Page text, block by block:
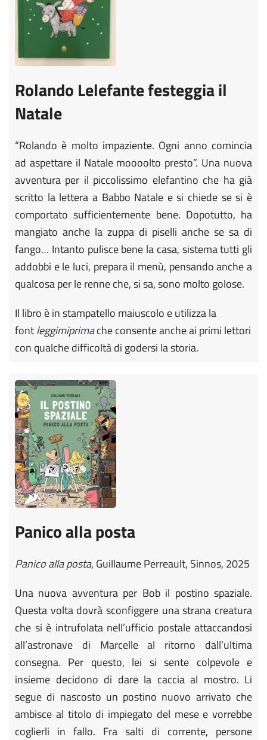
Rolando Lelefante festeggia il
Natale
“Rolando è molto impaziente. Ogni anno comincia
ad aspettare il Natale moooolto presto”. Una nuova
avventura per il piccolissimo elefantino che ha già
scritto la lettera a Babbo Natale e si chiede se si è
comportato sufficientemente bene. Dopotutto, ha
mangiato anche la zuppa di piselli anche se sa di
fango… Intanto pulisce bene la casa, sistema tutti gli
addobbi e le luci, prepara il menù, pensando anche a
qualcosa per le renne che, si sa, sono molto golose.
Il libro è in stampatello maiuscolo e utilizza la
fontleggimiprimache consente anche ai primi lettori
con qualche difficoltà di godersi la storia.
Panico alla posta
Panico alla posta, Guillaume Perreault, Sinnos, 2025
Una nuova avventura per Bob il postino spaziale.
Questa volta dovrà sconfiggere una strana creatura
che si è intrufolata nell’ufficio postale attaccandosi
all’astronave di Marcelle al ritorno dall’ultima
consegna. Per questo, lei si sente colpevole e
insieme decidono di dare la caccia al mostro. Li
segue di nascosto un postino nuovo arrivato che
ambisce al titolo di impiegato del mese e vorrebbe
coglierli in fallo. Fra salti di corrente, persone